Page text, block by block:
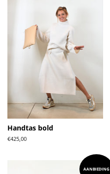
Handtas bold
Normale
€425,00
AANBIEDING